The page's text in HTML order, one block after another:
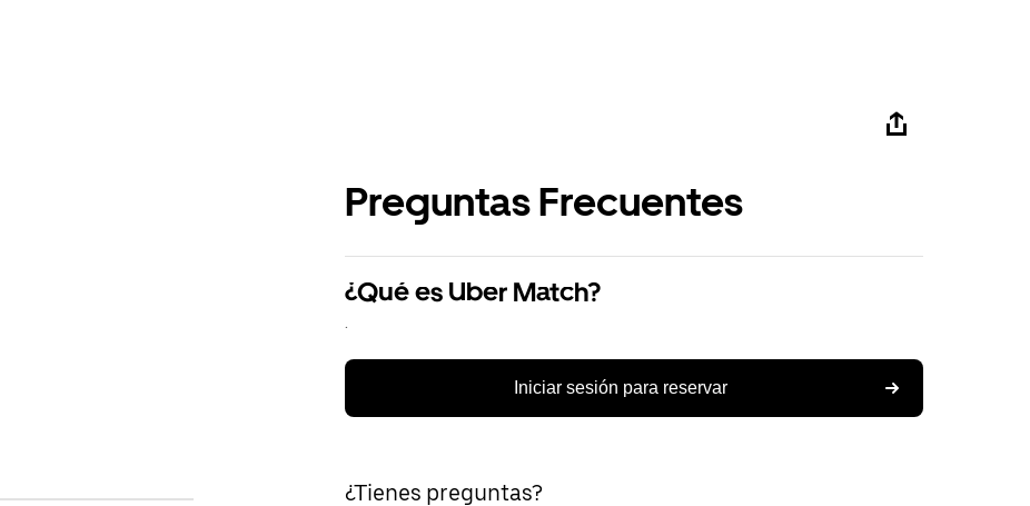
Preguntas Frecuentes
¿Qué es Uber Match?
.
Iniciar sesión para reservar
¿Tienes preguntas?